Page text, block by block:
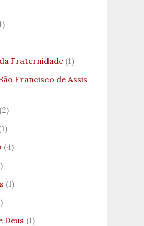
Fraternidade (1)
Francisco de Assis
(2)
(4)
(1)
Deus (1)